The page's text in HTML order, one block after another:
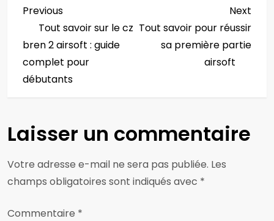
N
a
v
g
a
t
i
Previous
Post
Previous
Tout savoir sur le cz
bren 2 airsoft : guide
complet pour
débutants
Post
Next
Tout savoir pour réussir
sa première partie
airsoft
Laisser un commentaire
Votre adresse e-mail ne sera pas publiée. Les
champs obligatoires sont indiqués avec *
Commentaire *